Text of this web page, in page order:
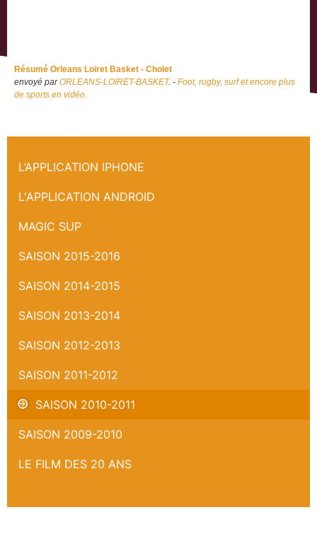
Résumé Orleans Loiret Basket - Cholet
envoyé parORLEANS-LOIRET-BASKET. - Foot, rugby, surf et encore plus
de sports en vidéo.
L’APPLICATION IPHONE
L'APPLICATION ANDROID
MAGIC SUP
SAISON 2015-2016
SAISON 2014-2015
SAISON 2013-2014
SAISON 2012-2013
SAISON 2011-2012
SAISON 2010-2011
SAISON 2009-2010
LE FILM DES 20 ANS